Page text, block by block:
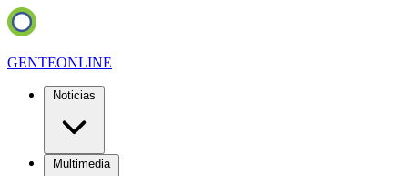
GENTEONLINE
Noticias
Multimedia